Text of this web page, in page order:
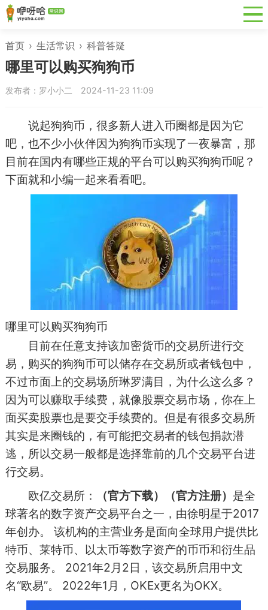
首页 › 生活常识 › 科普答疑
哪里可以购买狗狗币
发布者：罗小小二 2024-11-23 11:09
说起狗狗币，很多新人进入币圈都是因为它
吧，也不少小伙伴因为狗狗币实现了一夜暴富，那
目前在国内有哪些正规的平台可以购买狗狗币呢？
下面就和小编一起来看看吧。
哪里可以购买狗狗币
目前在任意支持该加密货币的交易所进行交
易，购买的狗狗币可以储存在交易所或者钱包中，
不过市面上的交易场所琳罗满目，为什么这么多？
因为可以赚取手续费，就像股票交易市场，你在上
面买卖股票也是要交手续费的。但是有很多交易所
其实是来圈钱的，有可能把交易者的钱包捐款潜
逃，所以交易一般都是选择靠前的几个交易平台进
行交易。
欧亿交易所：
（官方下载） （官方注册） 是全
球著名的数字资产交易平台之一，由徐明星于2017
年创办。 该机构的主营业务是面向全球用户提供比
特币、莱特币、以太币等数字资产的币币和衍生品
交易服务。 2021年2月2日，该交易所启用中文
名“欧易”。 2022年1月，OKEx更名为OKX。